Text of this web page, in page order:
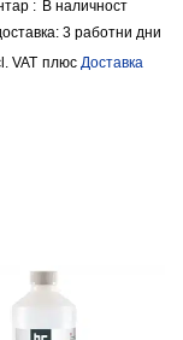
: В наличност
3 работни дни
VAT плюс Доставка